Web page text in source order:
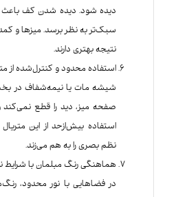
دیده شود. دیده شدن کف
سبک‌تر به نظر برسد. میزها و
نتیجه بهتری دارند.
استفاده محدود و کنترل‌شده از
شیشه مات یا نیمه‌شفاف در
صفحه میز، دید را قطع نمی‌کند
استفاده بیش‌ازحد از این متریال
نظم بصری را به هم می‌زند.
هماهنگی رنگ مبلمان با شرایط
در فضاهایی با نور محدود،